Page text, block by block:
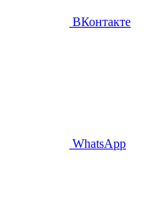
ВКонтакте
WhatsApp